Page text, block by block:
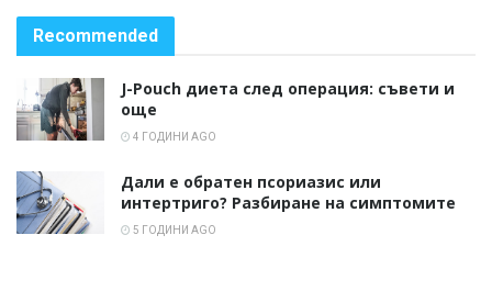
Recommended
J-Pouch диета след операция: съвети и
още
4 ГОДИНИ AGO
Дали е обратен псориазис или
интертриго? Разбиране на симптомите
5 ГОДИНИ AGO